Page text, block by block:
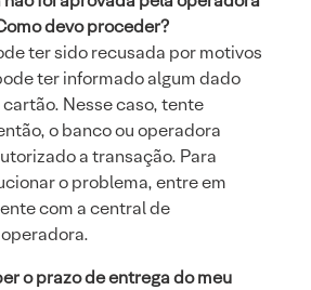
devo proceder?
ter sido recusada por motivos
ter informado algum dado
Nesse caso, tente
o banco ou operadora
a transação. Para
o problema, entre em
com a central de
o prazo de entrega do meu